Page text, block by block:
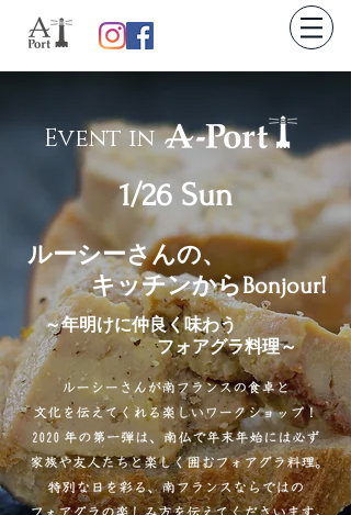
Event in
1/26 Sun
ルーシーさんの、
キッチンからBonjour!
​～年明けに仲良く味わう
​フォアグラ料理～